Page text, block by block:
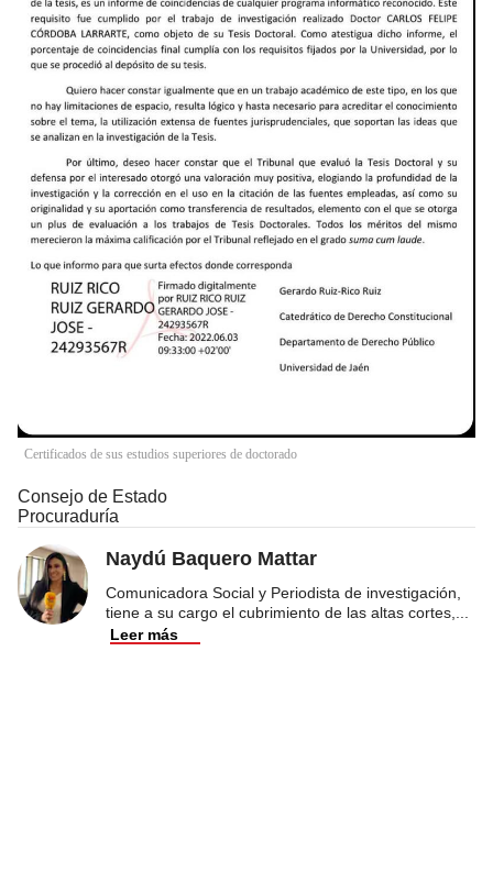
Certificados de sus estudios superiores de doctorado
Consejo de Estado
Procuraduría
Naydú Baquero Mattar
Comunicadora Social y Periodista de investigación,
tiene a su cargo el cubrimiento de las altas cortes,
Leer más